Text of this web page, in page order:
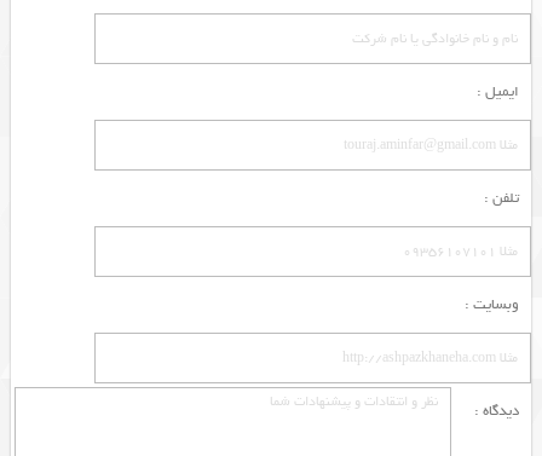
ایمیل :
تلفن :
وبسایت :
دیدگاه :